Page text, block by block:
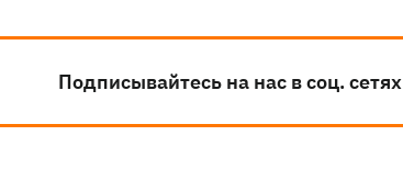
Подписывайтесь на нас в соц. сетях